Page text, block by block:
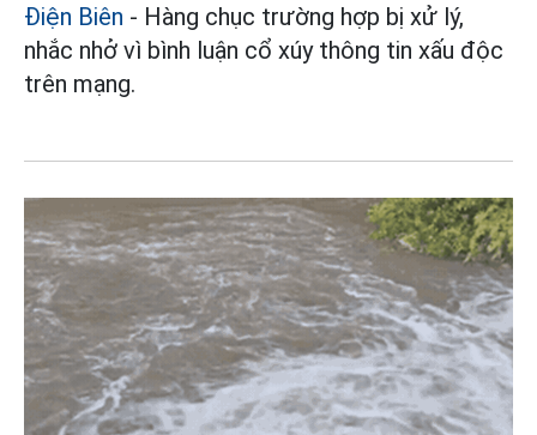
Điện Biên - Hàng chục trường hợp bị xử lý,
nhắc nhở vì bình luận cổ xúy thông tin xấu độc
trên mạng.